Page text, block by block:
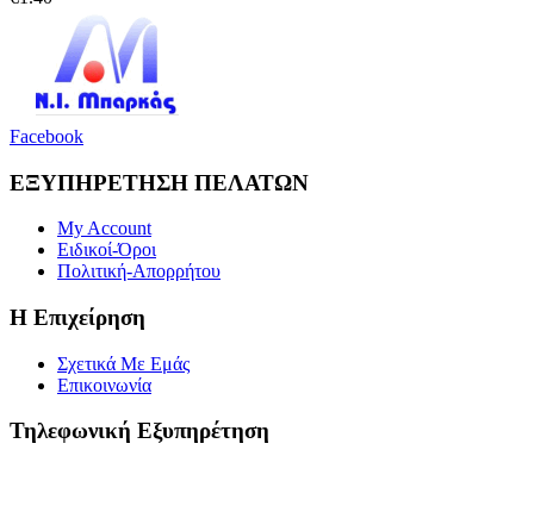
Facebook
ΕΞΥΠΗΡΕΤΗΣΗ ΠΕΛΑΤΩΝ
My Account
Ειδικοί-Όροι
Πολιτική-Απορρήτου
Η Επιχείρηση
Σχετικά Με Εμάς
Επικοινωνία
Τηλεφωνική Εξυπηρέτηση